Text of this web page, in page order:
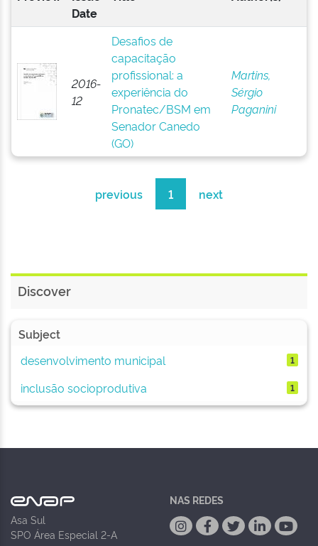
Date
2016-
12
Desafios de
capacitação
profissional: a
experiência do
Pronatec/BSM em
Senador Canedo
(GO)
Martins,
Sérgio
Paganini
previous 1 next
Discover
Subject
desenvolvimento municipal
1
inclusão socioprodutiva 1
Asa Sul
SPO Área Especial 2-A
NAS REDES